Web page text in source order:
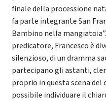
finale della processione
fa parte integrante San
Bambino nella mangiatoia”.
predicatore, Francesco è
silenzioso, di un dramma
partecipano gli astanti,
proprio in questa scena del
possibile individuare il